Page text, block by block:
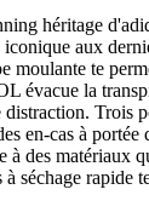
héritage
aux
moulante te
évacue la
distraction. Trois
en-cas à
à des matériaux
séchage rapide